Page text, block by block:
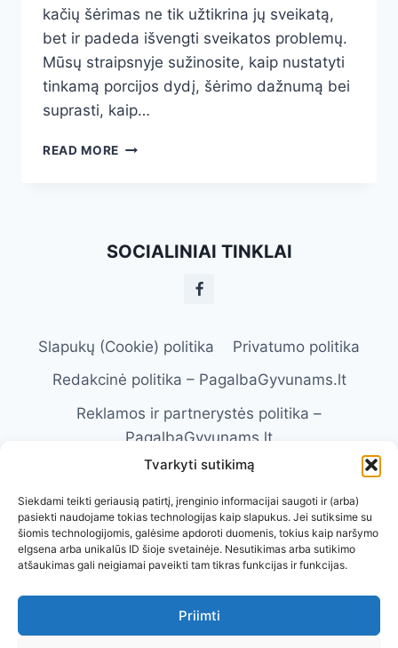
Tvarkyti sutikimą
Siekdami teikti geriausią patirtį, įrenginio informacijai saugoti ir (arba)
pasiekti naudojame tokias technologijas kaip slapukus. Jei sutiksime su
šiomis technologijomis, galėsime apdoroti duomenis, tokius kaip naršymo
elgsena arba unikalūs ID šioje svetainėje. Nesutikimas arba sutikimo
atšaukimas gali neigiamai paveikti tam tikras funkcijas ir funkcijas.
Priimti
kačių šėrimas ne tik užtikrina jų sveikatą,
bet ir padeda išvengti sveikatos problemų.
Mūsų straipsnyje sužinosite, kaip nustatyti
tinkamą porcijos dydį, šėrimo dažnumą bei
suprasti, kaip…
READ MORE KAČIŲ
KŪDIKIO
SUAUGUSIOS
SOCIALINIAI TINKLAI
Slapukų (Cookie) politika
Privatumo politika
Redakcinė politika – PagalbaGyvunams.lt
Reklamos ir partnerystės politika –
PagalbaGyvunams.lt
Atsakomybės apribojimas –
PagalbaGyvunams.lt
Naudojimosi taisyklės – PagalbaGyvunams.lt
Kontaktai
Apie Mus